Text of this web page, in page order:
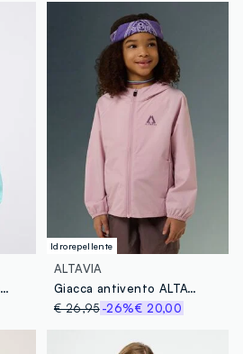
Giacca leggera con cappuccio
Idrorepellente
ALTAVIA
Giacca antivento ALTAVIA WITH DEBORAH COMPAGNONI
€ 26,95 -26%€ 20,00